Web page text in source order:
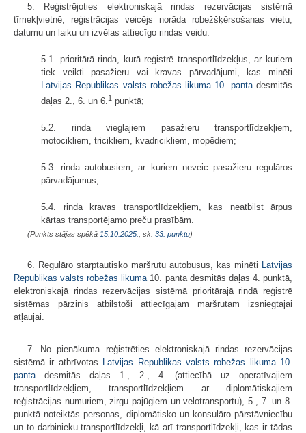
5. Reģistrējoties elektroniskajā rindas rezervācijas sistēmā
tīmekļvietnē, reģistrācijas veicējs norāda robežšķērsošanas vietu,
datumu un laiku un izvēlas attiecīgo rindas veidu:
5.1. prioritārā rinda, kurā reģistrē transportlīdzekļus, ar kuriem
tiek veikti pasažieru vai kravas pārvadājumi, kas minēti
Latvijas Republikas valsts robežas likuma 10. pantadesmitās
daļas 2., 6. un 6. 1 punktā;
5.2. rinda vieglajiem pasažieru transportlīdzekļiem,
motocikliem, tricikliem, kvadricikliem, mopēdiem;
5.3. rinda autobusiem, ar kuriem neveic pasažieru regulāros
pārvadājumus;
5.4. rinda kravas transportlīdzekļiem, kas neatbilst ārpus
kārtas transportējamo preču prasībām.
(Punkts stājas spēkā 15.10.2025. , sk. 33. punktu)
6. Regulāro starptautisko maršrutu autobusus, kas minēti
Latvijas
Republikas valsts robežas likuma 10. panta desmitās daļas 4. punktā,
elektroniskajā rindas rezervācijas sistēmā prioritārajā rindā reģistrē
sistēmas pārzinis atbilstoši attiecīgajam maršrutam izsniegtajai
atļaujai.
7. No pienākuma reģistrēties elektroniskajā rindas rezervācijas
sistēmā ir atbrīvotas
Latvijas Republikas valsts robežas likuma 10.
panta desmitās daļas 1., 2., 4. (attiecībā uz operatīvajiem
transportlīdzekļiem, transportlīdzekļiem ar diplomātiskajiem
reģistrācijas numuriem, zirgu pajūgiem un velotransportu), 5., 7. un 8.
punktā noteiktās personas, diplomātisko un konsulāro pārstāvniecību
un to darbinieku transportlīdzekļi, kā arī transportlīdzekļi, kas ir tādas